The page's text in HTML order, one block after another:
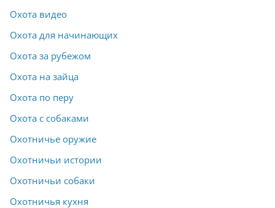
Охота видео
Охота для начинающих
Охота за рубежом
Охота на зайца
Охота по перу
Охота с собаками
Охотничье оружие
Охотничьи истории
Охотничьи собаки
Охотничья кухня